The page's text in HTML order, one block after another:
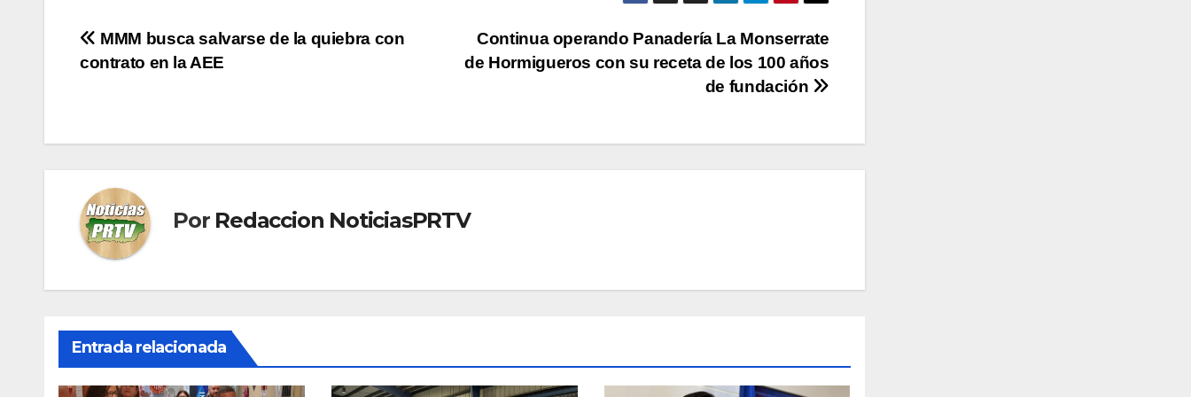
Navegación
Continua operando Panadería La Monserrate
de Hormigueros con su receta de los 100 años
de fundación
MMM busca salvarse de la quiebra con
contrato en la AEE
Por Redaccion NoticiasPRTV
Entrada relacionada